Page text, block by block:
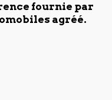
fournie par
agréé.